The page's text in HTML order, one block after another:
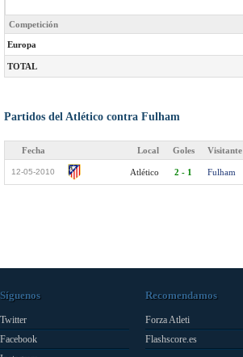
Competición
Europa
TOTAL
Partidos del Atlético contra Fulham
Fecha Local Goles Visitante
12-05-2010 Atlético 2 - 1 Fulham
Síguenos
Twitter
Facebook
Recomendamos
Forza Atleti
Flashscore.es